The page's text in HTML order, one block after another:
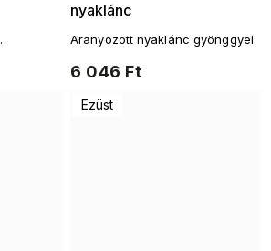
nyaklánc
6 046 Ft
Aranyozott nyaklánc gyönggyel.
Ezüst